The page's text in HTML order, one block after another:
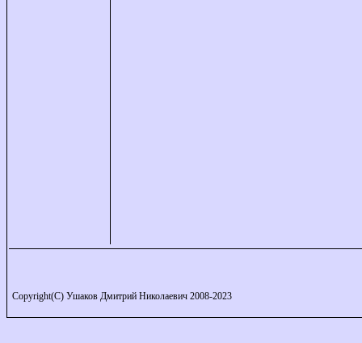
Copyright(C) Ушаков Дмитрий Николаевич 2008-2023